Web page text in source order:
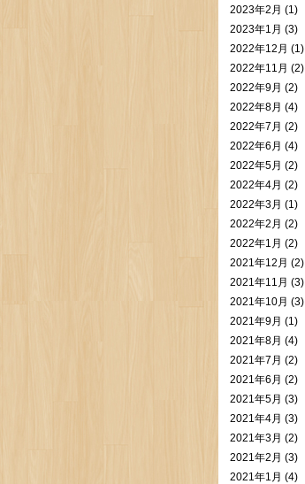
2023年2月 (1)
2023年1月 (3)
2022年12月 (1)
2022年11月 (2)
2022年9月 (2)
2022年8月 (4)
2022年7月 (2)
2022年6月 (4)
2022年5月 (2)
2022年4月 (2)
2022年3月 (1)
2022年2月 (2)
2022年1月 (2)
2021年12月 (2)
2021年11月 (3)
2021年10月 (3)
2021年9月 (1)
2021年8月 (4)
2021年7月 (2)
2021年6月 (2)
2021年5月 (3)
2021年4月 (3)
2021年3月 (2)
2021年2月 (3)
2021年1月 (4)